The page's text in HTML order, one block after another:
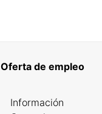
Oferta de empleo
Información